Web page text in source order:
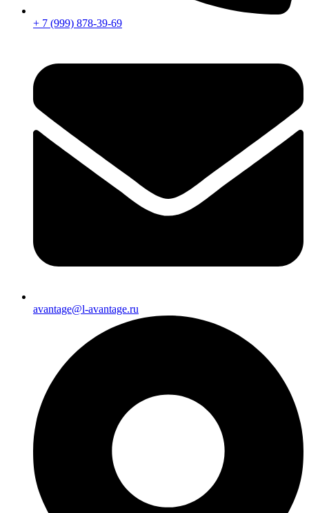
+ 7 (999) 878-39-69
avantage@l-avantage.ru